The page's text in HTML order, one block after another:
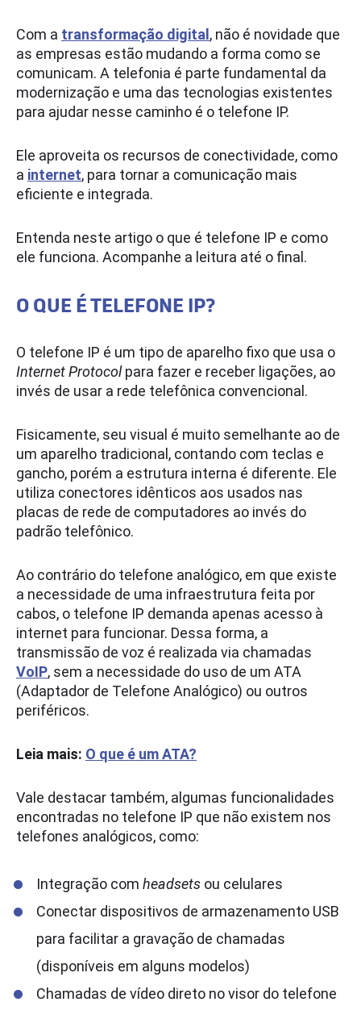
Com a transformação digital , não é novidade que
as empresas estão mudando a forma como se
comunicam. A telefonia é parte fundamental da
modernização e uma das tecnologias existentes
para ajudar nesse caminho é o telefone IP.
Ele aproveita os recursos de conectividade, como
a internet, para tornar a comunicação mais
eficiente e integrada.
Entenda neste artigo o que é telefone IP e como
ele funciona. Acompanhe a leitura até o final.
O QUE É TELEFONE IP?
O telefone IP é um tipo de aparelho fixo que usa o
Internet Protocolpara fazer e receber ligações, ao
invés de usar a rede telefônica convencional.
Fisicamente, seu visual é muito semelhante ao de
um aparelho tradicional, contando com teclas e
gancho, porém a estrutura interna é diferente. Ele
utiliza conectores idênticos aos usados nas
placas de rede de computadores ao invés do
padrão telefônico.
Ao contrário do telefone analógico, em que existe
a necessidade de uma infraestrutura feita por
cabos, o telefone IP demanda apenas acesso à
internet para funcionar. Dessa forma, a
transmissão de voz é realizada via chamadas
VoIP, sem a necessidade do uso de um ATA
(Adaptador de Telefone Analógico) ou outros
periféricos.
Leia mais: O que é um ATA?
Vale destacar também, algumas funcionalidades
encontradas no telefone IP que não existem nos
telefones analógicos, como:
Integração com headsets ou celulares
Conectar dispositivos de armazenamento USB
para facilitar a gravação de chamadas
(disponíveis em alguns modelos)
Chamadas de vídeo direto no visor do telefone